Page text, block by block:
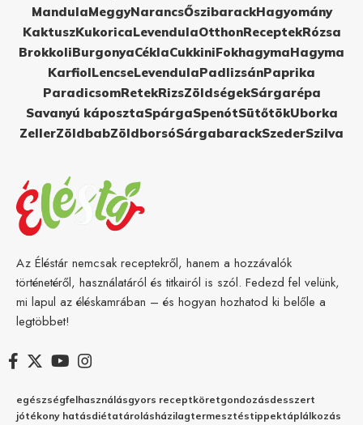
MandulaMeggyNarancsŐszibarackHagyomány
KaktuszKukoricaLevendulaOtthonReceptekRózsa
BrokkoliBurgonyaCéklaCukkiniFokhagymaHagyma
KarfiolLencseLevendulaPadlizsánPaprika
ParadicsomRetekRizsZöldségekSárgarépa
Savanyú káposztaSpárgaSpenótSütőtökUborka
ZellerZöldbabZöldborsóSárgabarackSzederSzilva
Az Éléstár nemcsak receptekről, hanem a hozzávalók
történetéről, használatáról és titkairól is szól. Fedezd fel velünk,
mi lapul az éléskamrában – és hogyan hozhatod ki belőle a
legtöbbet!
egészségfelhasználásgyors receptköretgondozásdesszert
jótékony hatásdiétatárolásházilagtermesztéstippektáplálkozás